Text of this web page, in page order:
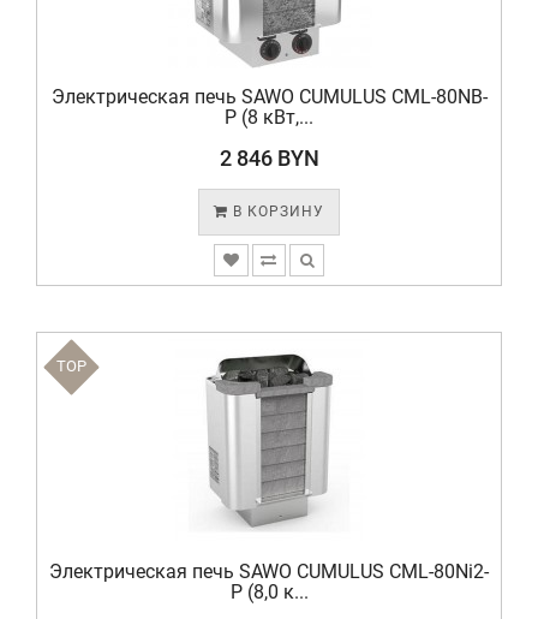
Электрическая печь SAWO CUMULUS CML-80NB-
P (8 кВт,...
2 846 BYN
В КОРЗИНУ
TOP
Электрическая печь SAWO CUMULUS CML-80Ni2-
P (8,0 к...